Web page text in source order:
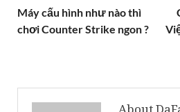
Máy cấu hình như nào thì
chơi Counter Strike ngon ?